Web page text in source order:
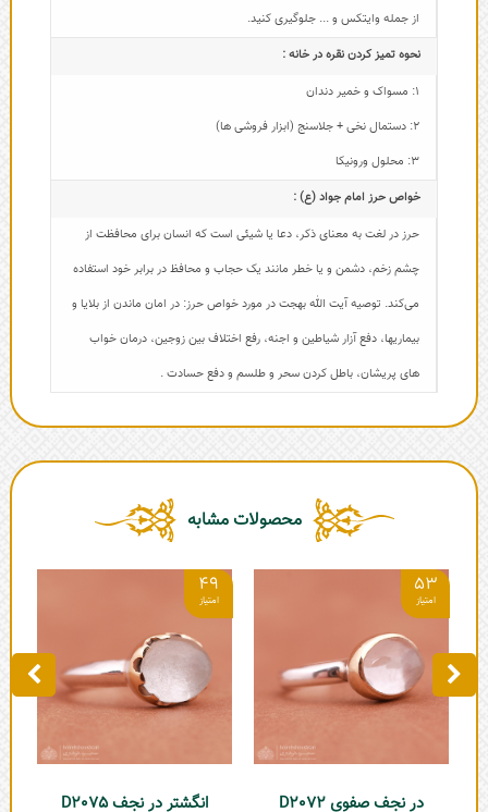
از جمله وایتکس و ... جلوگیری کنید.
نحوه تمیز کردن نقره در خانه :
1: مسواک و خمیر دندان
2: دستمال نخی + جلاسنج (ابزار فروشی ها)
3: محلول ورونیکا
خواص حرز امام جواد (ع) :
حرز در لغت به معنای ذکر، دعا یا شیئی است که انسان برای محافظت از
چشم زخم، دشمن و یا خطر مانند یک حجاب و محافظ در برابر خود استفاده
می‌کند. توصیه آیت الله بهجت در مورد خواص حرز: در امان ماندن از بلایا و
بیماریها، دفع آزار شیاطین و اجنه، رفع اختلاف بین زوجین، درمان خواب
های پریشان، باطل کردن سحر و طلسم و دفع حسادت .
محصولات مشابه
53
در نجف صفوی D2072
49
انگشتر در نجف D2075